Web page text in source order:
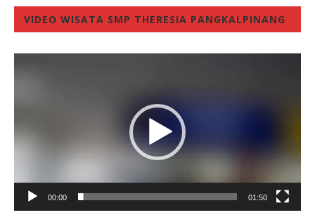
VIDEO WISATA SMP THERESIA PANGKALPINANG
00:00 01:50